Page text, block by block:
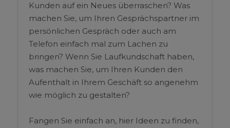
Kunden auf ein Neues überraschen? Was
machen Sie, um Ihren Gesprächspartner im
persönlichen Gespräch oder auch am
Telefon einfach mal zum Lachen zu
bringen? Wenn Sie Laufkundschaft haben,
was machen Sie, um Ihren Kunden den
Aufenthalt in Ihrem Geschäft so angenehm
wie möglich zu gestalten?
Fangen Sie einfach an, hier Ideen zu finden,